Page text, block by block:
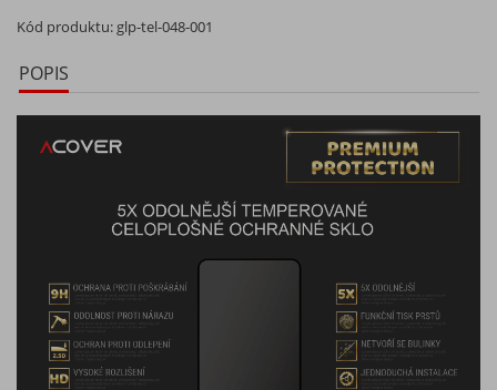
Kód produktu: glp-tel-048-001
POPIS